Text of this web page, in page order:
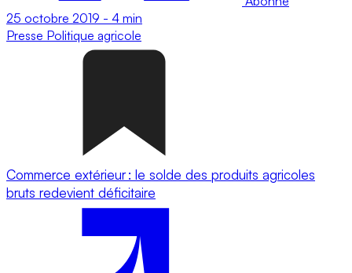
25 octobre 2019 - 4 min
Presse Politique agricole
Commerce extérieur : le solde des produits agricoles
bruts redevient déficitaire